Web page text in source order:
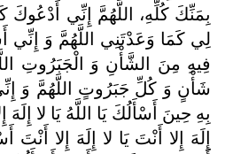
بِمَنِّكَ كُلِّهِ، اللَّهُمَّ إِنِّي أَدْعُوكَ
لِي كَمَا وَعَدْتَنِي اللَّهُمَّ وَ إِنِّي
فِيهِ مِنَ الشَّأْنِ وَ الْجَبَرُوتِ
شَأْنٍ وَ كُلِّ جَبَرُوتٍ اللَّهُمَّ وَ
بِهِ حِينَ أَسْأَلُكَ يَا اللَّهُ يَا لا إِلَهَ
إِلَهَ
إِلا أَنْتَ يَا لا إِلَهَ إِلا أَنْتَ